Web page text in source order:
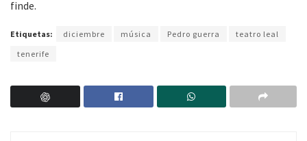
finde.
Etiquetas: diciembre música Pedro guerra
teatro leal
tenerife